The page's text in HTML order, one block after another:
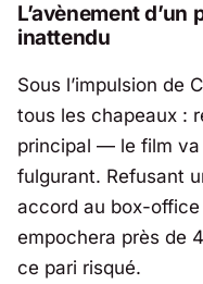
L’avènement
inattendu
Sous l’impulsion de
tous les chapeaux :
principal — le film
fulgurant. Refusant
accord au box-
empochera près de
ce pari risqué.